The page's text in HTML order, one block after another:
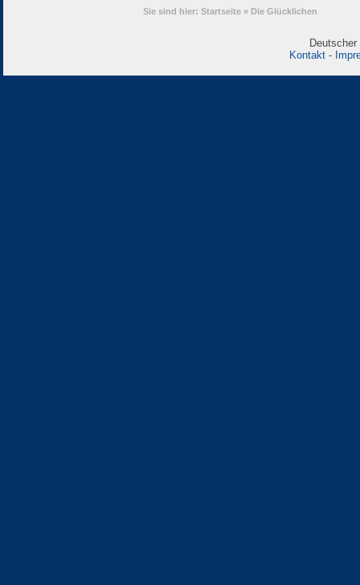
Sie sind hier: Startseite» Die Glücklichen
Kontakt -